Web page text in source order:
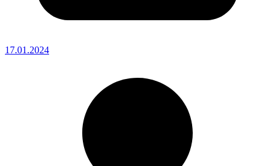
17.01.2024